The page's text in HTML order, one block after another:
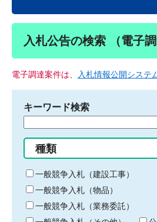
入札公告の検索 （電子調
電子調達案件は、 入札情報公開システ
キーワード検索
る
キ
ー
ワ
ー
種類
一般競争入札（建設工事）
一般競争入札（物品）
一般競争入札（業務委託）